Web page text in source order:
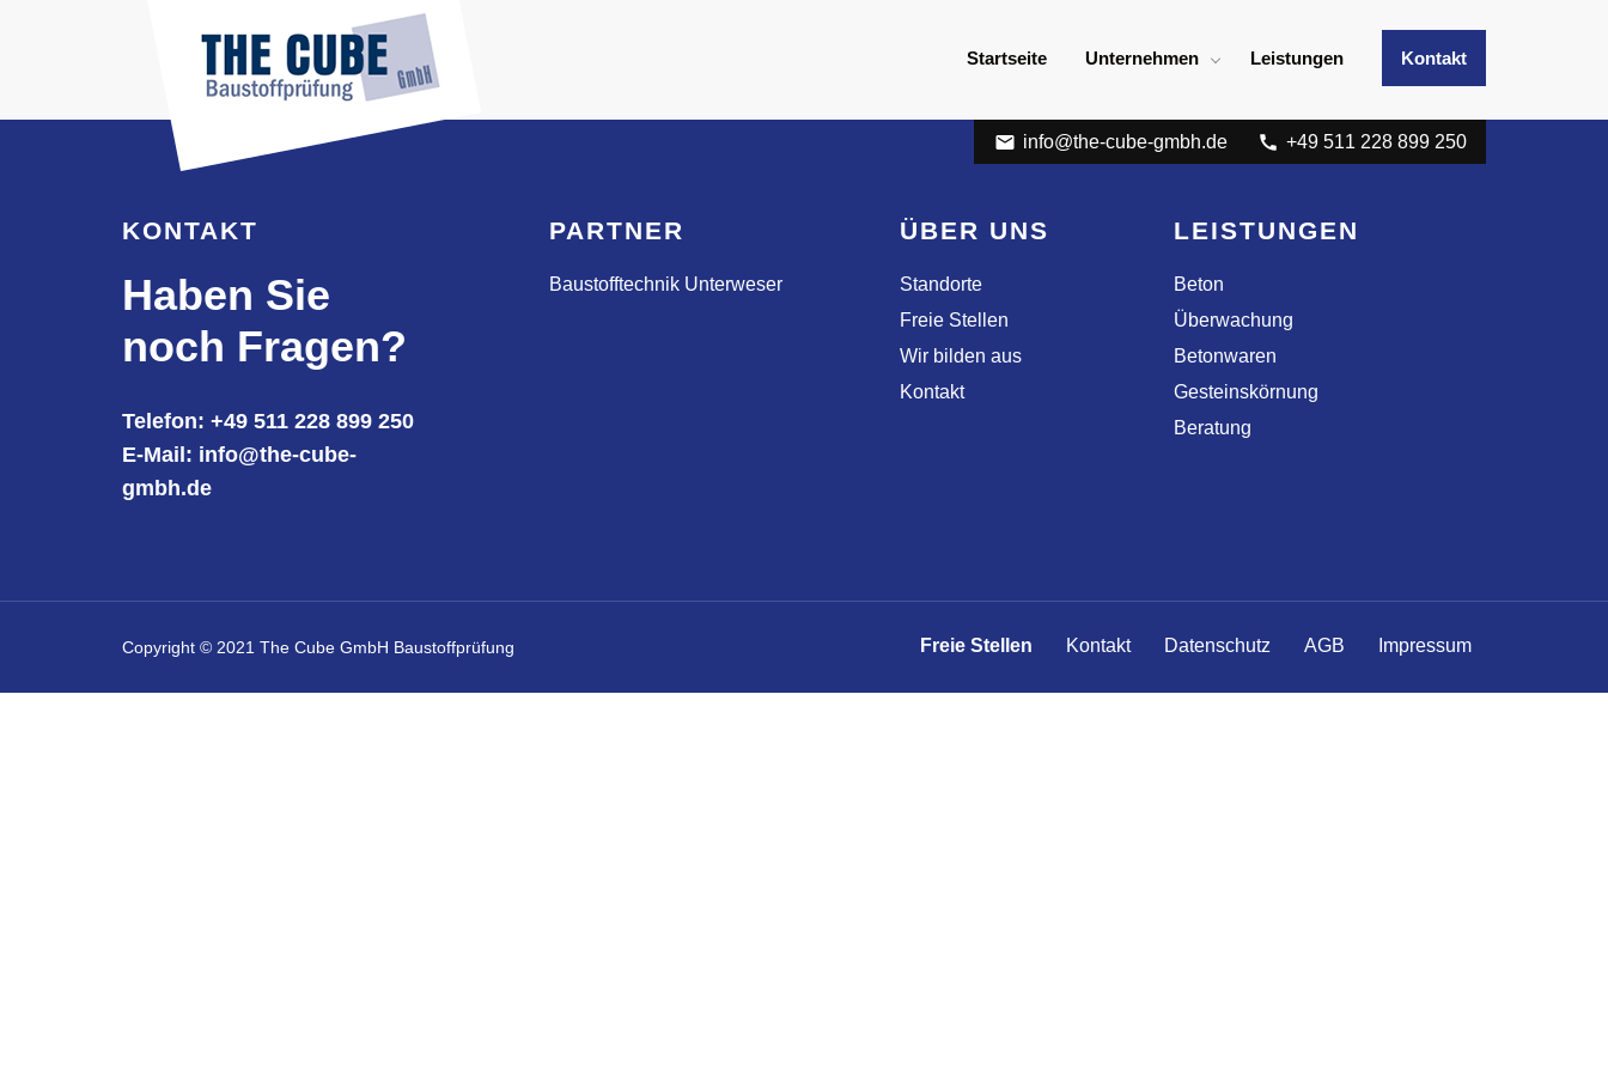
Startseite Unternehmen Leistungen Kontakt
info@the-cube-gmbh.de +49 511 228 899 250
KONTAKT
Haben Sie
noch Fragen?
Telefon: +49 511 228 899 250
E-Mail: info@the-cube-
gmbh.de
PARTNER
Baustofftechnik Unterweser
ÜBER UNS
Standorte
Freie Stellen
Wir bilden aus
Kontakt
LEISTUNGEN
Beton
Überwachung
Betonwaren
Gesteinskörnung
Beratung
Copyright © 2021 The Cube GmbH Baustoffprüfung Freie Stellen Kontakt Datenschutz AGB Impressum